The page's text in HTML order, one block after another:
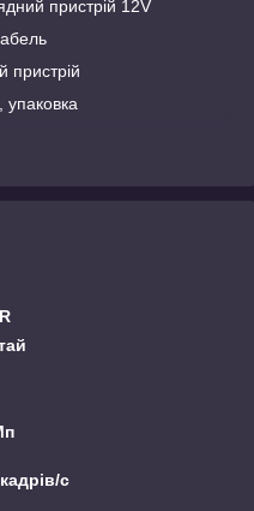
пристрій 12V
пристрій
упаковка
с